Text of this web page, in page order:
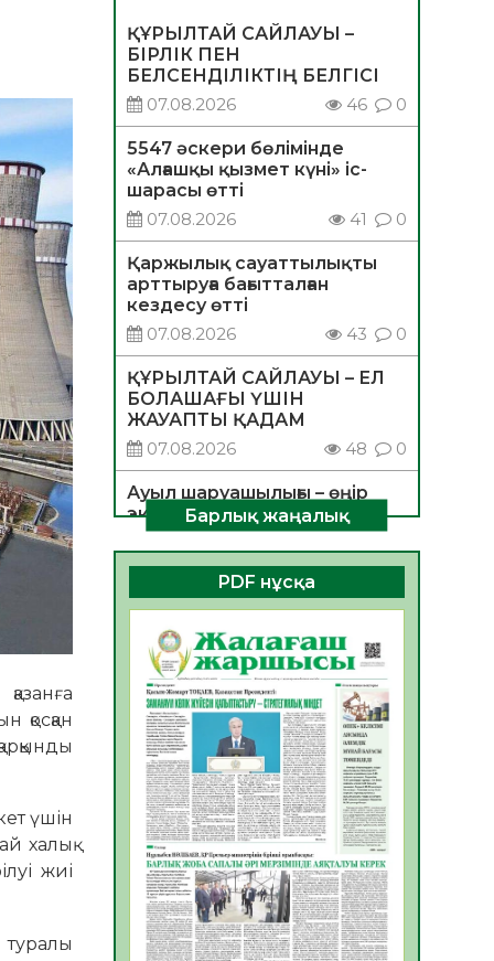
қосқан
үшін
ха­лық
жиі
ҚҰРЫЛТАЙ САЙЛАУЫ –
БІРЛІК ПЕН
БЕЛСЕНДІЛІКТІҢ БЕЛГІСІ
07.08.2026
46 0
5547 әскери бөлімінде
«Алғашқы қызмет күні» іс-
шарасы өтті
07.08.2026
41 0
Қаржылық сауаттылықты
арттыруға бағытталған
кездесу өтті
07.08.2026
43 0
ҚҰРЫЛТАЙ САЙЛАУЫ – ЕЛ
БОЛАШАҒЫ ҮШІН
ЖАУАПТЫ ҚАДАМ
07.08.2026
48 0
Ауыл шаруашылығы – өңір
экономикасының негізгі
тірегі
06.08.2026
55 0
ҚОҒАМДЫҚ БЕЛСЕНДІЛІК –
ЕЛ ДАМУЫНЫҢ НЕГІЗІ
06.08.2026
53
ҚҰРЫЛТАЙ САЙЛАУЫ –
БОЛАШАҚҚА БАСТАР
ЖАУАПТЫ ТАҢДАУ
06.08.2026
55
Инфекциялық ауруларға
қарсы иммундау
жұмыстарының тиімділігі
06.08.2026
57
Көкжөтел ауруы туралы
Барлық жаңалық
PDF нұсқа